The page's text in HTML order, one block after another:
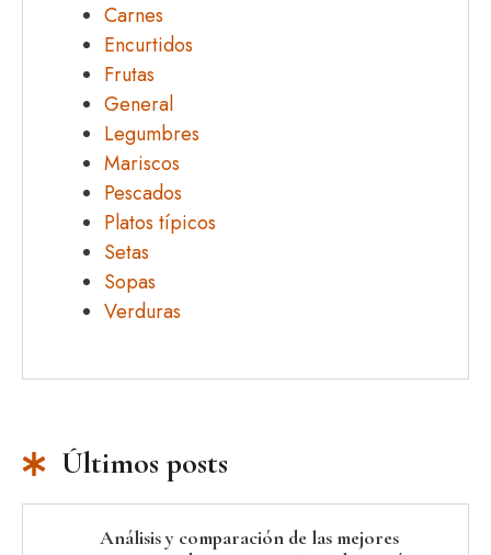
Carnes
Encurtidos
Frutas
General
Legumbres
Mariscos
Pescados
Platos típicos
Setas
Sopas
Verduras
Últimos posts
Análisis y comparación de las mejores